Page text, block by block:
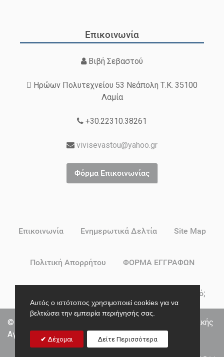
Επικοινωνία
Βιβή Σεβαστού
Ηρώων Πολυτεχνείου 53 Νεάπολη Τ.Κ. 35100
Λαμία
+30.22310.38261
vivisevastou@yahoo.gr
Φόρμα Επικοινωνίας
Επικοινωνία Ενημερωτικά Δελτία Site Map
Πολιτική Απορρήτου ΦΟΡΜΑ ΕΓΓΡΑΦΩΝ
Δικαιούσαι Voucher για Βρεφικό ή Παιδικό Σταθμό;
© 2026 ΣΥΓΧΡΟΝΟ ΝΗΠΙΑΓΩΓΕΙΟ | Κέντρο Προσχολικής
Αγωγής
Αυτός ο ιστότοπος χρησιμοποιεί cookies για να
βελτιώσει την εμπειρία περιήγησής σας.
Δέχομαι Δείτε Περισσότερα